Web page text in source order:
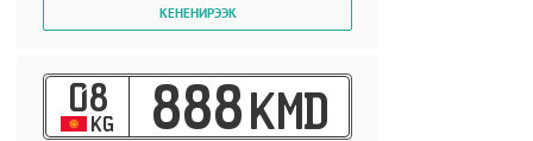
08
KG 888 KMD